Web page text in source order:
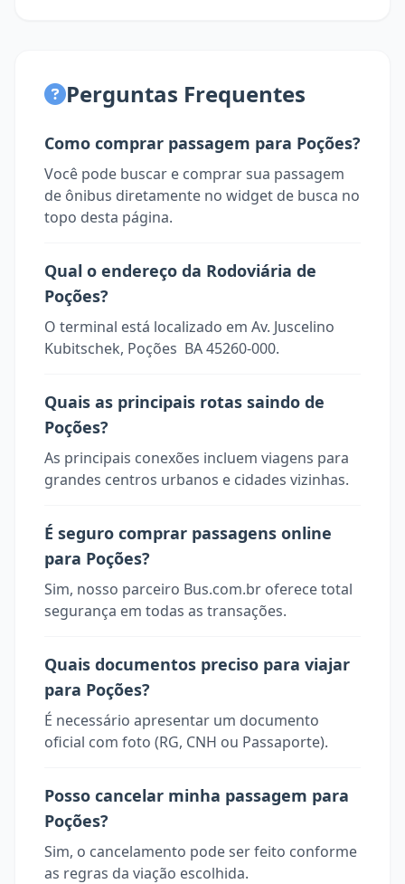
Perguntas Frequentes
Como comprar passagem para Poções?
Você pode buscar e comprar sua passagem
de ônibus diretamente no widget de busca no
topo desta página.
Qual o endereço da Rodoviária de
Poções?
O terminal está localizado em Av. Juscelino
Kubitschek, Poções  BA 45260-000.
Quais as principais rotas saindo de
Poções?
As principais conexões incluem viagens para
grandes centros urbanos e cidades vizinhas.
É seguro comprar passagens online
para Poções?
Sim, nosso parceiro Bus.com.br oferece total
segurança em todas as transações.
Quais documentos preciso para viajar
para Poções?
É necessário apresentar um documento
oficial com foto (RG, CNH ou Passaporte).
Posso cancelar minha passagem para
Poções?
Sim, o cancelamento pode ser feito conforme
as regras da viação escolhida.